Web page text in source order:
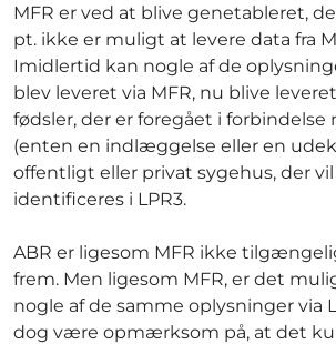
MFR er ved at blive genetableret,
pt. ikke er muligt at levere data fra
Imidlertid kan nogle af de
blev leveret via MFR, nu blive
fødsler, der er foregået i
(enten en indlæggelse eller en
offentligt eller privat sygehus, der
identificeres i LPR3.
ABR er ligesom MFR ikke
frem. Men ligesom MFR, er det
nogle af de samme oplysninger via
dog være opmærksom på, at det